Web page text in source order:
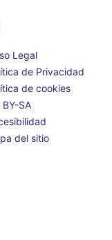
Legal
de Privacidad
de cookies
BY-SA
del sitio